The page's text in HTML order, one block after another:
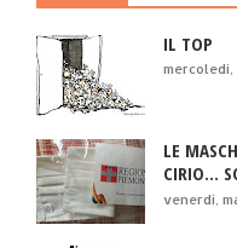
IL TOP
mercoledì,
LE
CIRIO...
venerdì,